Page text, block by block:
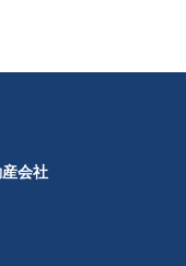
会社